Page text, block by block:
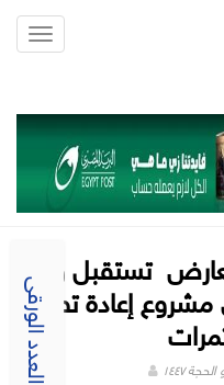
العدد الورقى
تستقبل وفدًا
إعادة تطوير